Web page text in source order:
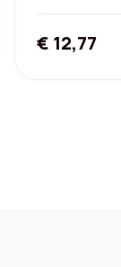
€ 12,77